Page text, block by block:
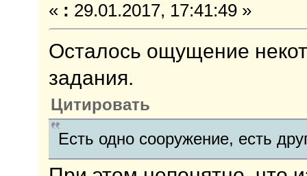
« : 29.01.2017, 17:41:49 »
Осталось ощущение
задания.
Цитировать
Есть одно сооружение, есть